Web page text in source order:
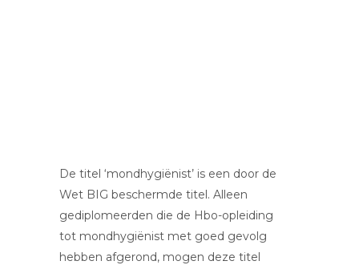
De titel ‘mondhygiënist’ is een door de
Wet BIG beschermde titel. Alleen
gediplomeerden die de Hbo-opleiding
tot mondhygiënist met goed gevolg
hebben afgerond, mogen deze titel